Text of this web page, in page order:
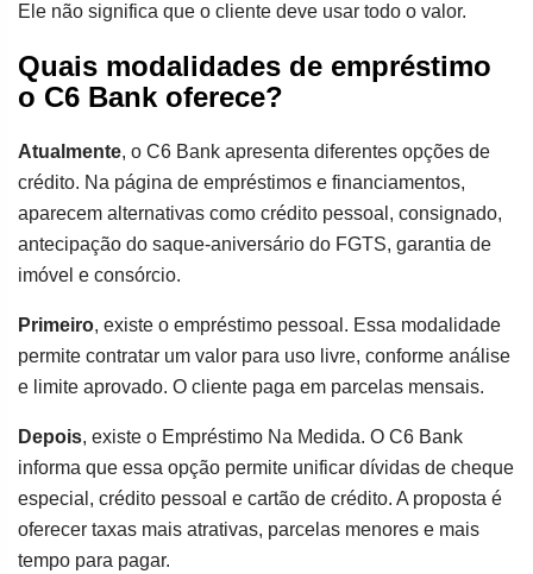
Ele não significa que o cliente deve usar todo o valor.
Quais modalidades de empréstimo
o C6 Bank oferece?
Atualmente, o C6 Bank apresenta diferentes opções de
crédito. Na página de empréstimos e financiamentos,
aparecem alternativas como crédito pessoal, consignado,
antecipação do saque-aniversário do FGTS, garantia de
imóvel e consórcio.
Primeiro, existe o empréstimo pessoal. Essa modalidade
permite contratar um valor para uso livre, conforme análise
e limite aprovado. O cliente paga em parcelas mensais.
Depois, existe o Empréstimo Na Medida. O C6 Bank
informa que essa opção permite unificar dívidas de cheque
especial, crédito pessoal e cartão de crédito. A proposta é
oferecer taxas mais atrativas, parcelas menores e mais
tempo para pagar.